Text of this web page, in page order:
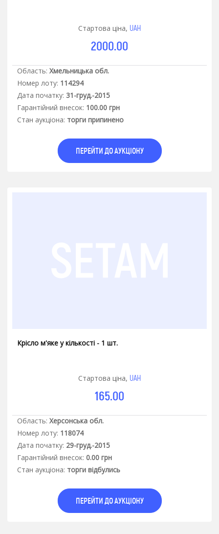
Стартова ціна, UAH
2000.00
Область: Хмельницька обл.
Номер лоту: 114294
Дата початку: 31-груд.-2015
Гарантiйний внесок: 100.00 грн
Стан аукцiона: торги припинено
ПЕРЕЙТИ ДО АУКЦІОНУ
Крісло м'яке у кількості - 1 шт.
Стартова ціна, UAH
165.00
Область: Херсонська обл.
Номер лоту: 118074
Дата початку: 29-груд.-2015
Гарантiйний внесок: 0.00 грн
Стан аукцiона: торги відбулись
ПЕРЕЙТИ ДО АУКЦІОНУ